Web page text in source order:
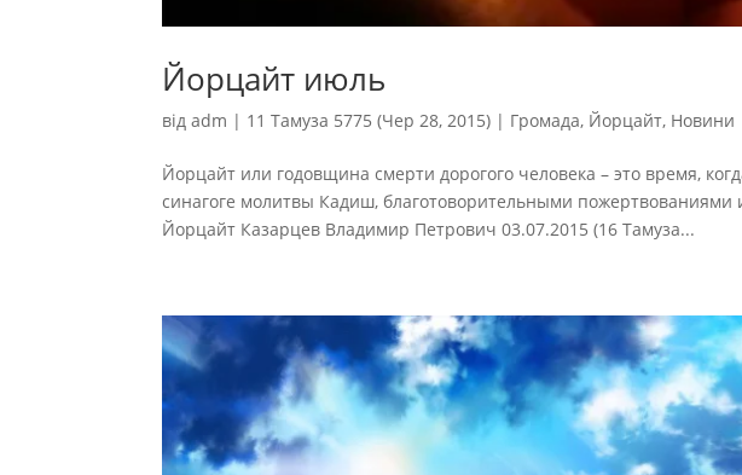
Йорцайт июль
відadm | 11 Тамуза 5775 (Чер 28, 2015) | Громада, Йорцайт, Новини
Йорцайт или годовщина смерти дорогого человека – это время,
синагоге молитвы Кадиш, благотоворительными
Йорцайт Казарцев Владимир Петрович 03.07.2015 (16 Тамуза...